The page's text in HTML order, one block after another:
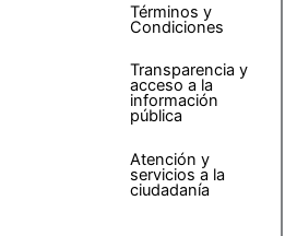
Términos y
Condiciones
Transparencia y
acceso a la
información
pública
Atención y
servicios a la
ciudadanía